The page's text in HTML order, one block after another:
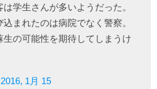
学生さんが多いようだった。
まれたのは病院でなく警察。
生の可能性を期待してしまうけ
2016, 1月 15